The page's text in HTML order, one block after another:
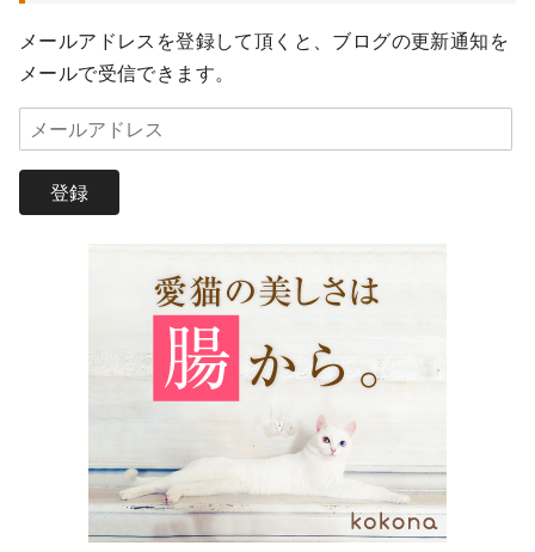
メールアドレスを登録して頂くと、ブログの更新通知を
メールで受信できます。
メ
ー
ア
登録